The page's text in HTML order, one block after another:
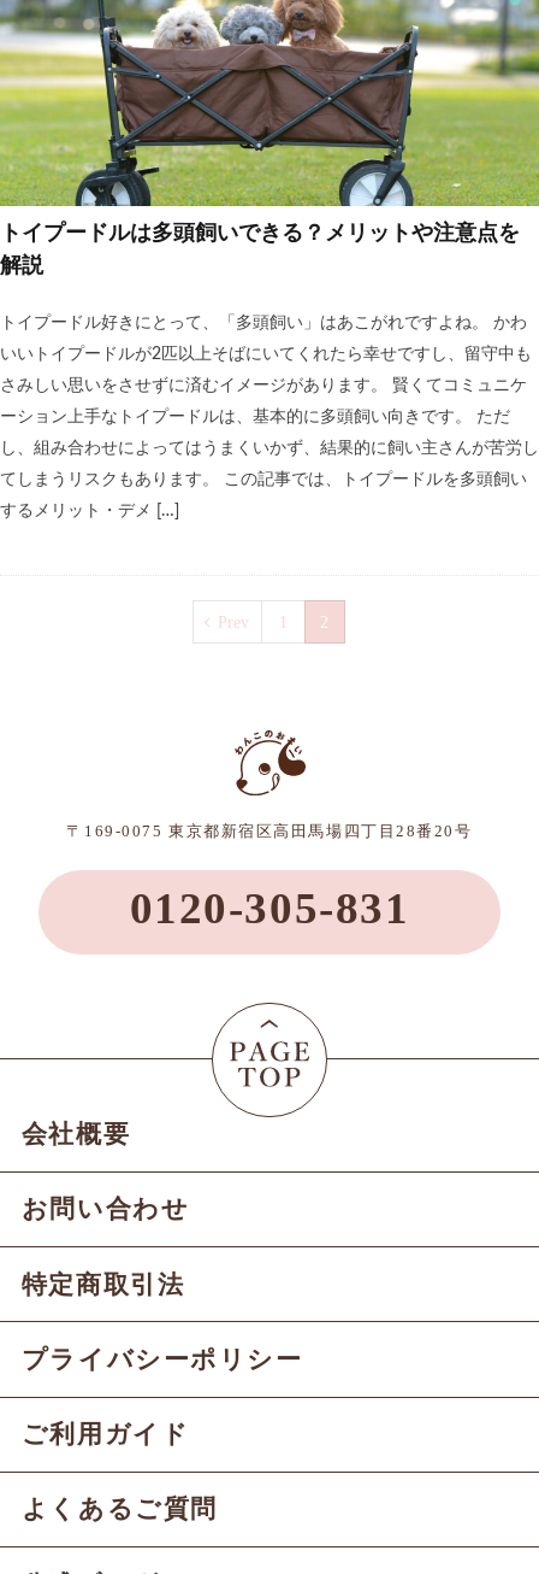
トイプードルは多頭飼いできる？メリットや注意点を
解説
トイプードル好きにとって、「多頭飼い」はあこがれですよね。 かわ
いいトイプードルが2匹以上そばにいてくれたら幸せですし、留守中も
さみしい思いをさせずに済むイメージがあります。 賢くてコミュニケ
ーション上手なトイプードルは、基本的に多頭飼い向きです。 ただ
し、組み合わせによってはうまくいかず、結果的に飼い主さんが苦労し
てしまうリスクもあります。 この記事では、トイプードルを多頭飼い
するメリット・デメ […]
Prev 1 2
〒169-0075 東京都新宿区高田馬場四丁目28番20号
0120-305-831
会社概要
お問い合わせ
特定商取引法
プライバシーポリシー
ご利用ガイド
よくあるご質問